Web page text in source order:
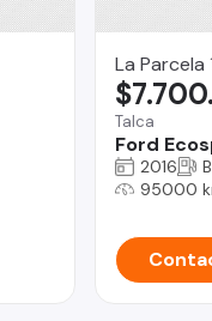
La Parcela
Talca
Ford
2016
95000